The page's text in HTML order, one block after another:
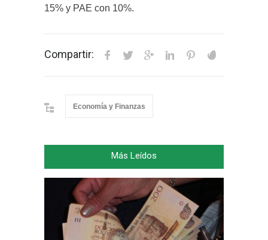
15% y PAE con 10%.
Compartir:
Economía y Finanzas
Más Leídos